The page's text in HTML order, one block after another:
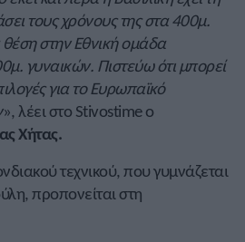
τους χρόνους της στα 400μ.
θέση στην Εθνική ομάδα
γυναικών. Πιστεύω ότι μπορεί
για το Ευρωπαϊκό
», λέει στο Stivostime ο
Χήτας.
τεχνικού, που γυμνάζεται
προπονείται στη